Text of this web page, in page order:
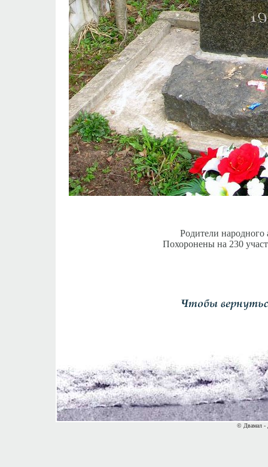
Родители
Похоронены на 230
© Двамал -